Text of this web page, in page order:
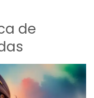
de